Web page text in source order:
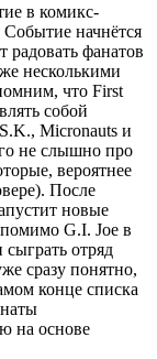
в комикс-
начнётся
радовать фанатов
несколькими
что First
собой
Micronauts и
не слышно про
вероятнее
После
новые
G.I. Joe в
отряд
сразу понятно,
конце списка
на основе